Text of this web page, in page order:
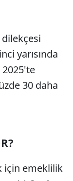
yarısında
30 daha
için emeklilik